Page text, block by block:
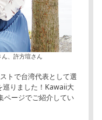
、許方瑄さん
トで台湾代表として選
巡りました！Kawaii大
ページでご紹介してい